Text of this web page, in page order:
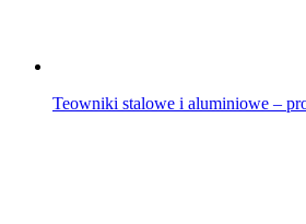
Teowniki stalowe i aluminiowe –